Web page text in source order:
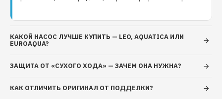
смолы
Фланец переходной из латуни
Валы двигателя и насосной части из
нержавеющей стали AISI 304
Винты, стягивающие скобы, корпус двигателя и
рубашка насосной камеры из нержавеющей
стали
КАКОЙ НАСОС ЛУЧШЕ КУПИТЬ — LEO, AQUATICA ИЛИ
EUROAQUA?
ЗАЩИТА ОТ «СУХОГО ХОДА» — ЗАЧЕМ ОНА НУЖНА?
КАК ОТЛИЧИТЬ ОРИГИНАЛ ОТ ПОДДЕЛКИ?